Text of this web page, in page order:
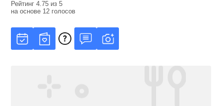
Рейтинг4.75 из5
на основе 12 голосов